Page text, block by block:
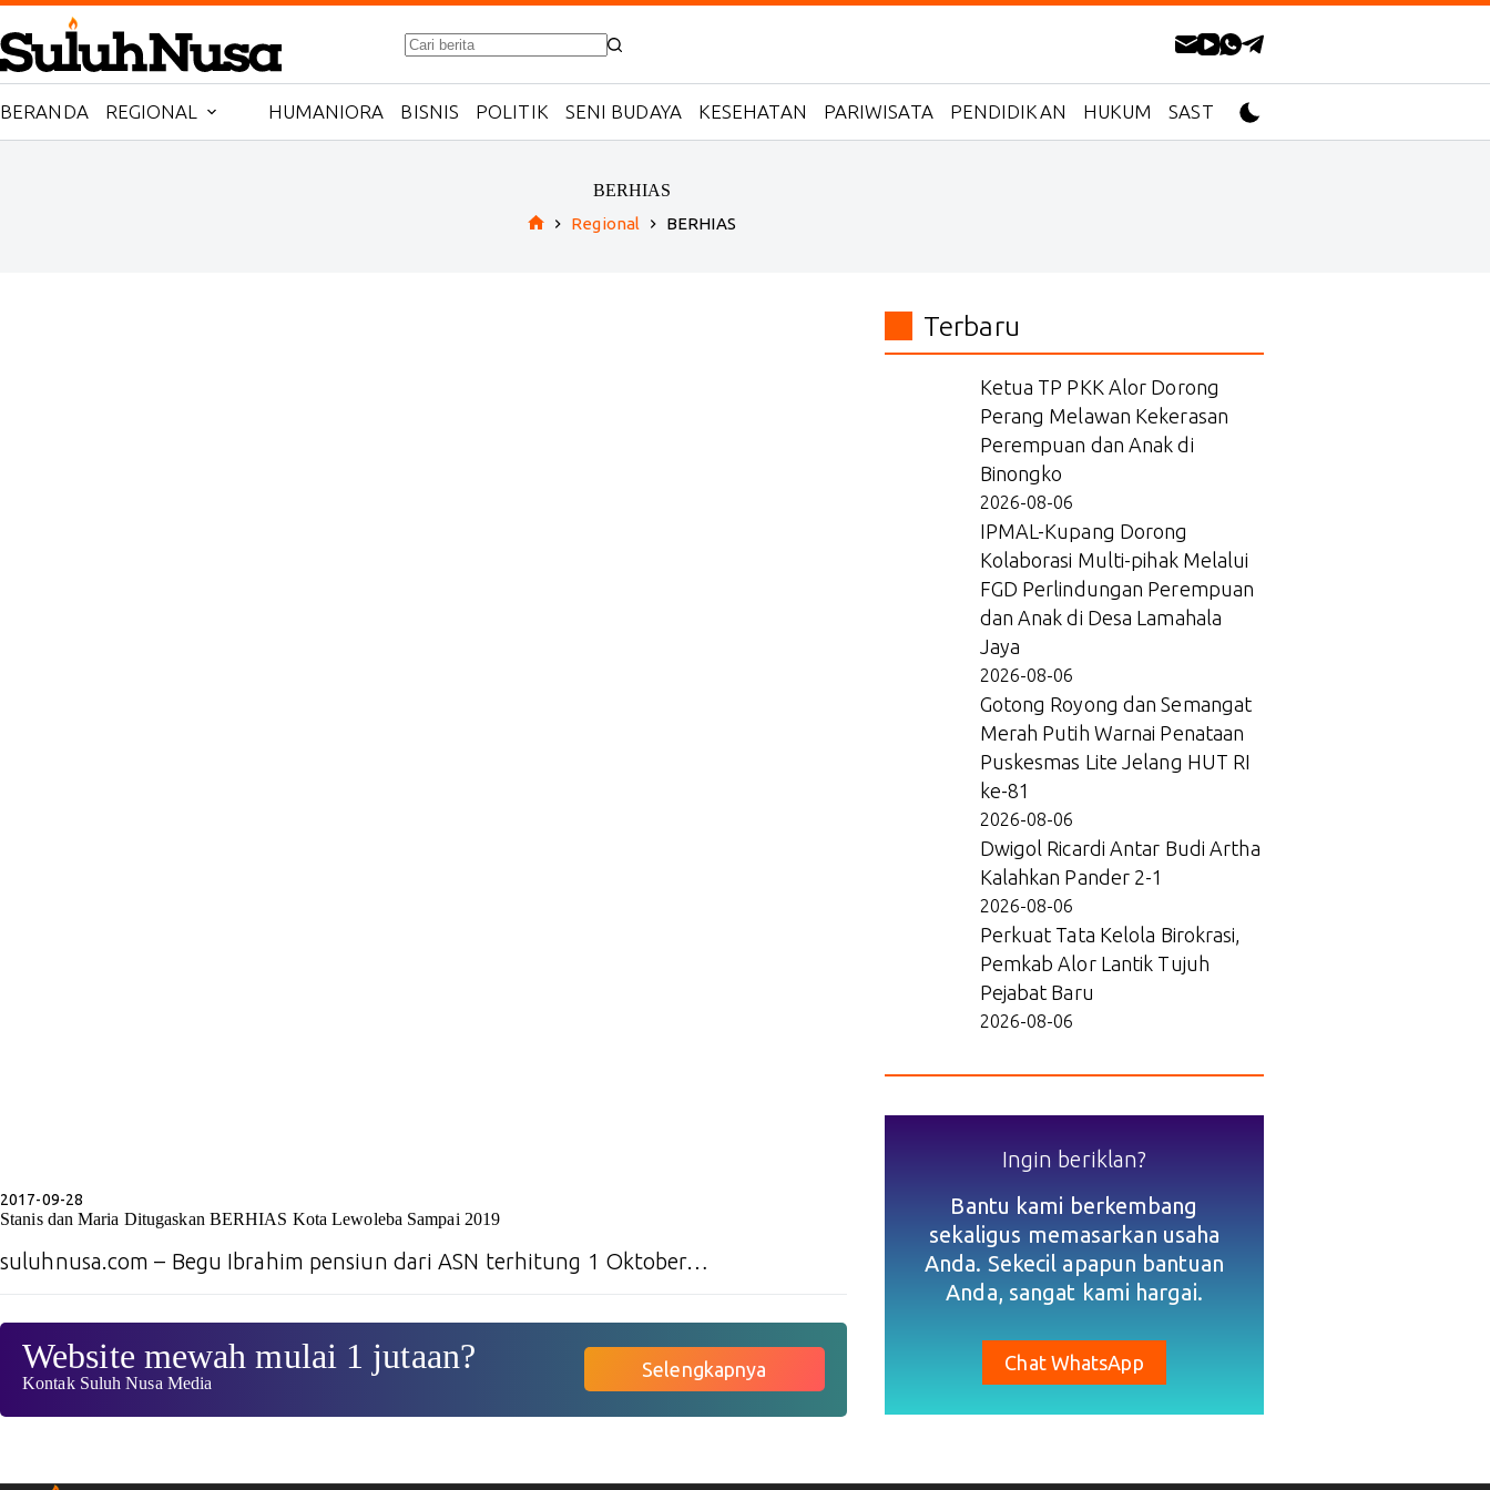
Skip
to
content
No
BERANDA REGIONAL HUMANIORA BISNIS POLITIK SENI BUDAYA KESEHATAN PARIWISATA PENDIDIKAN HUKUM SASTRA
BERHIAS
Regional BERHIAS
2017-09-28
Stanis dan Maria Ditugaskan BERHIAS Kota Lewoleba Sampai 2019
suluhnusa.com – Begu Ibrahim pensiun dari ASN terhitung 1 Oktober…
Website mewah mulai 1 jutaan?
Kontak Suluh Nusa Media
Selengkapnya
Terbaru
Ketua TP PKK Alor Dorong
Perang Melawan Kekerasan
Perempuan dan Anak di
Binongko
2026-08-06
IPMAL-Kupang Dorong
Kolaborasi Multi-pihak Melalui
FGD Perlindungan Perempuan
dan Anak di Desa Lamahala
Jaya
2026-08-06
Gotong Royong dan Semangat
Merah Putih Warnai Penataan
Puskesmas Lite Jelang HUT RI
ke-81
2026-08-06
Dwigol Ricardi Antar Budi Artha
Kalahkan Pander 2-1
2026-08-06
Perkuat Tata Kelola Birokrasi,
Pemkab Alor Lantik Tujuh
Pejabat Baru
2026-08-06
Ingin beriklan?
Bantu kami berkembang
sekaligus memasarkan usaha
Anda. Sekecil apapun bantuan
Anda, sangat kami hargai.
Chat WhatsApp